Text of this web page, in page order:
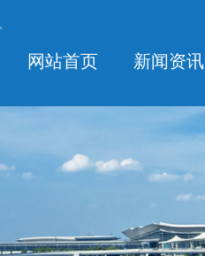
网站首页 新闻资讯